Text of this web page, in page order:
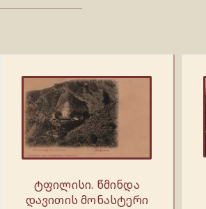
ტფილისი. წმინდა
დავითის მონასტერი